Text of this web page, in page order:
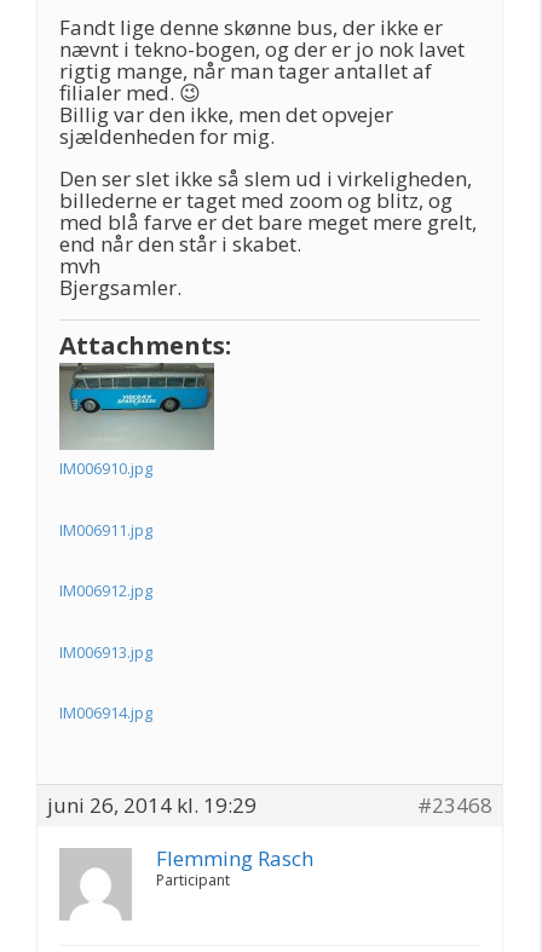
Fandt lige denne skønne bus, der ikke er
nævnt i tekno-bogen, og der er jo nok lavet
rigtig mange, når man tager antallet af
filialer med. 😉
Billig var den ikke, men det opvejer
sjældenheden for mig.
Den ser slet ikke så slem ud i virkeligheden,
billederne er taget med zoom og blitz, og
med blå farve er det bare meget mere grelt,
end når den står i skabet.
mvh
Bjergsamler.
Attachments:
IM006910.jpg
IM006911.jpg
IM006912.jpg
IM006913.jpg
IM006914.jpg
juni 26, 2014 kl. 19:29
#23468
Flemming Rasch
Participant